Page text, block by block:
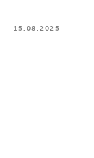
15.08.2025